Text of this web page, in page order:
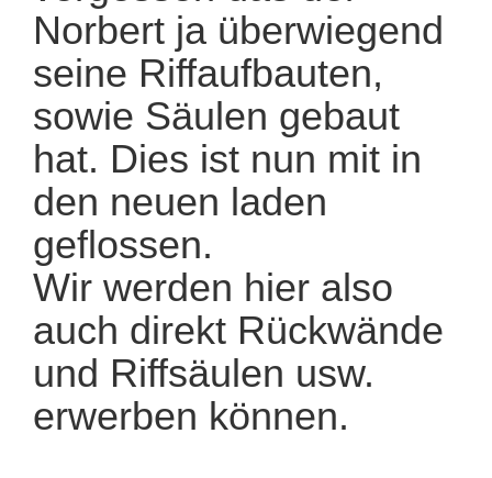
Norbert ja überwiegend
seine Riffaufbauten,
sowie Säulen gebaut
hat. Dies ist nun mit in
den neuen laden
geflossen.
Wir werden hier also
auch direkt Rückwände
und Riffsäulen usw.
erwerben können.